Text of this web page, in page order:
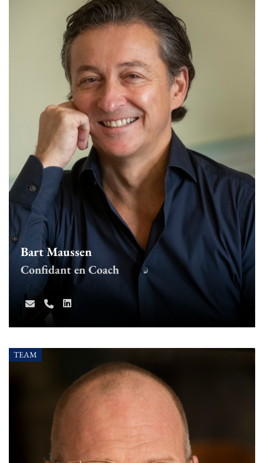
Bart Maussen
Confidant en Coach
TEAM